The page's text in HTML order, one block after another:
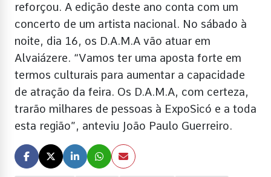
reforçou. A edição deste ano conta com um
concerto de um artista nacional. No sábado à
noite, dia 16, os D.A.M.A vão atuar em
Alvaiázere. “Vamos ter uma aposta forte em
termos culturais para aumentar a capacidade
de atração da feira. Os D.A.M.A, com certeza,
trarão milhares de pessoas à ExpoSicó e a toda
esta região”, anteviu João Paulo Guerreiro.